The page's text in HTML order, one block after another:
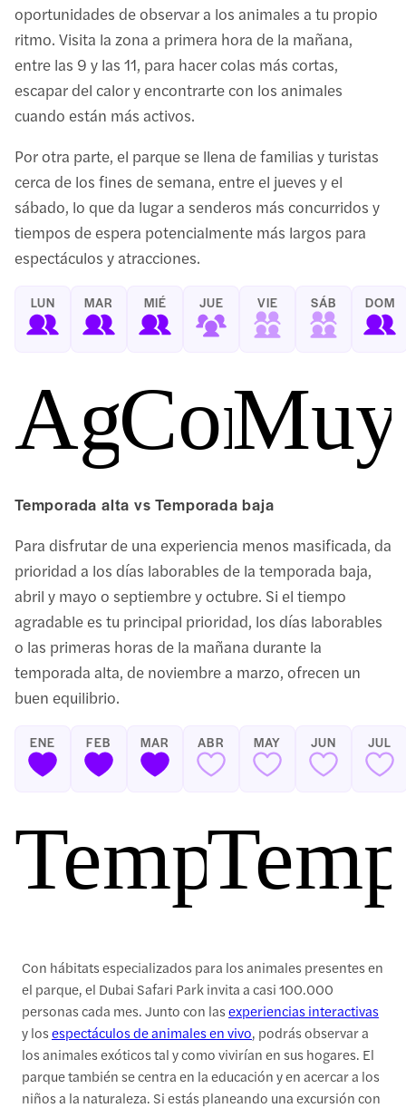
oportunidades de observar a los animales a tu propio
ritmo. Visita la zona a primera hora de la mañana,
entre las 9 y las 11, para hacer colas más cortas,
escapar del calor y encontrarte con los animales
cuando están más activos.
Por otra parte, el parque se llena de familias y turistas
cerca de los fines de semana, entre el jueves y el
sábado, lo que da lugar a senderos más concurridos y
tiempos de espera potencialmente más largos para
espectáculos y atracciones.
LUN MAR MIÉ JUE VIE SÁB DOM
Agradable
Temporada alta vs Temporada baja
Para disfrutar de una experiencia menos masificada, da
prioridad a los días laborables de la temporada baja,
abril y mayo o septiembre y octubre. Si el tiempo
agradable es tu principal prioridad, los días laborables
o las primeras horas de la mañana durante la
temporada alta, de noviembre a marzo, ofrecen un
buen equilibrio.
ENE FEB MAR ABR MAY JUN JUL
Con hábitats especializados para los animales presentes en
el parque, el Dubai Safari Park invita a casi 100.000
personas cada mes. Junto con lasexperiencias interactivas
y losespectáculos de animales en vivo, podrás observar a
los animales exóticos tal y como vivirían en sus hogares. El
parque también se centra en la educación y en acercar a los
niños a la naturaleza. Si estás planeando una excursión con